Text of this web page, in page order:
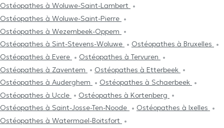
Ostéopathes à Woluwe-Saint-Lambert
Ostéopathes à Woluwe-Saint-Pierre
Ostéopathes à Wezembeek-Oppem
Ostéopathes à Sint-Stevens-Woluwe
Ostéopathes à Bruxelles
Ostéopathes à Evere
Ostéopathes à Tervuren
Ostéopathes à Zaventem
Ostéopathes à Etterbeek
Ostéopathes à Auderghem
Ostéopathes à Schaerbeek
Ostéopathes à Uccle
Ostéopathes à Kortenberg
Ostéopathes à Saint-Josse-Ten-Noode
Ostéopathes à Ixelles
Ostéopathes à Watermael-Boitsfort